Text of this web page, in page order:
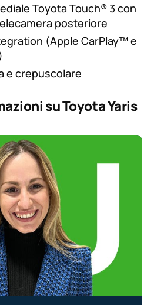
Toyota Touch® 3 con
posteriore
(Apple CarPlay™ e
e crepuscolare
su Toyota Yaris